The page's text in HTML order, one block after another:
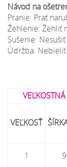
Návod na
Pranie: Prať
Žehlenie: Žehliť
Sušenie:
Údržba:
VEĽKOSŤ
1